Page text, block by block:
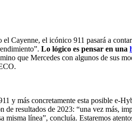
Cayenne, el icónico 911 pasará a
Lo lógico es pensar en una
que Mercedes con algunos de sus
y más concretamente esta posible e-
resultados de 2023: “una vez más,
línea”, concluía. Estaremos